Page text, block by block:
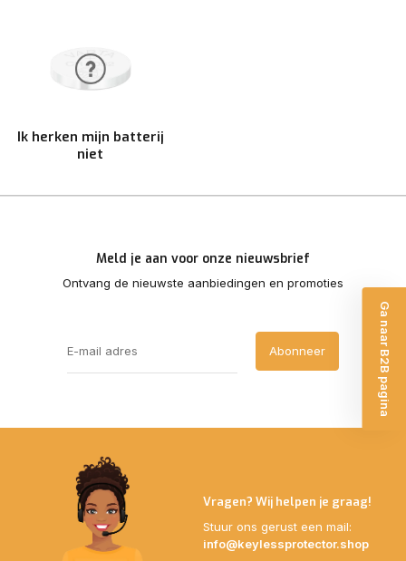
Ik herken mijn batterij
niet
Meld je aan voor onze nieuwsbrief
Ontvang de nieuwste aanbiedingen en promoties
Abonneer
Vragen? Wij helpen je graag!
Stuur ons gerust een mail:
info@keylessprotector.shop
Ga naar B2B pagina